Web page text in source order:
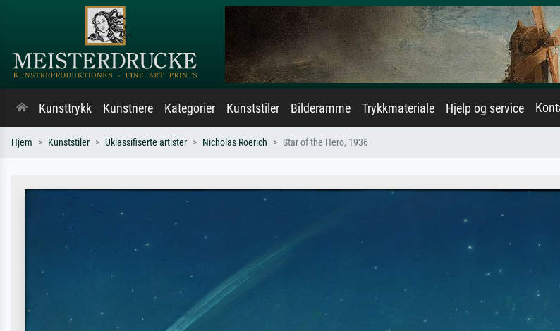
Kunsttrykk Kunstnere Kategorier Kunststiler Bilderamme Trykkmateriale Hjelp og service
Hjem Kunststiler Uklassifiserte artister Nicholas Roerich Star of the Hero, 1936